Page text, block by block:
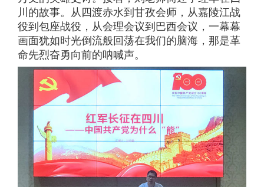
川的故事。从四渡赤水到甘孜会师，从嘉陵江战
役到包座战役，从会理会议到巴西会议，一幕幕
画面犹如时光倒流般回荡在我们的脑海，那是革
命先烈奋勇向前的呐喊声。